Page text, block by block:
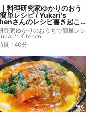
料理研究家ゆかりのおう
単レシピ / Yukari's
さんのレシピ書き起こ
究家ゆかりのおうちで簡単レシ
Kitchen
間 : 40分